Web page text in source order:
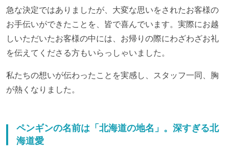
急な決定ではありましたが、大変な思いをされたお客様の
お手伝いができたことを、皆で喜んでいます。実際にお越
しいただいたお客様の中には、お帰りの際にわざわざお礼
を伝えてくださる方もいらっしゃいました。
私たちの想いが伝わったことを実感し、スタッフ一同、胸
が熱くなりました。
ペンギンの名前は「北海道の地名」。深すぎる北
海道愛